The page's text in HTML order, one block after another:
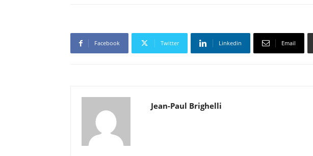
Facebook Twitter Linkedin Email
Jean-Paul Brighelli